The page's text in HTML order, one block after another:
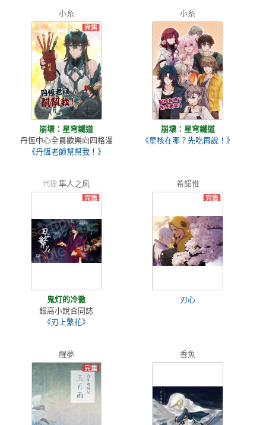
小糸
崩壞：星穹鐵道
丹恆中心全員歡樂向四格漫
《丹恆老師幫幫我！》
小糸
崩壞：星穹鐵道
《星核在哪？先吃再說！》
代理 隼人之风
鬼灯的冷徹
銀高小說合同誌
《刃上繁花》
希諾惟
刃心
醒夢 香魚